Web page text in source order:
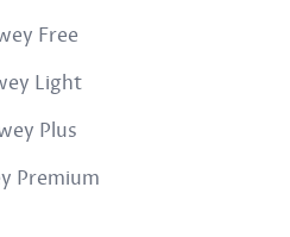
Free
Light
Plus
Premium